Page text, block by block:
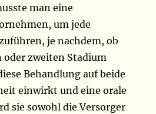
man eine
um jede
je nachdem, ob
oder zweiten Stadium
Behandlung auf beide
einwirkt und eine orale
sie sowohl die Versorger